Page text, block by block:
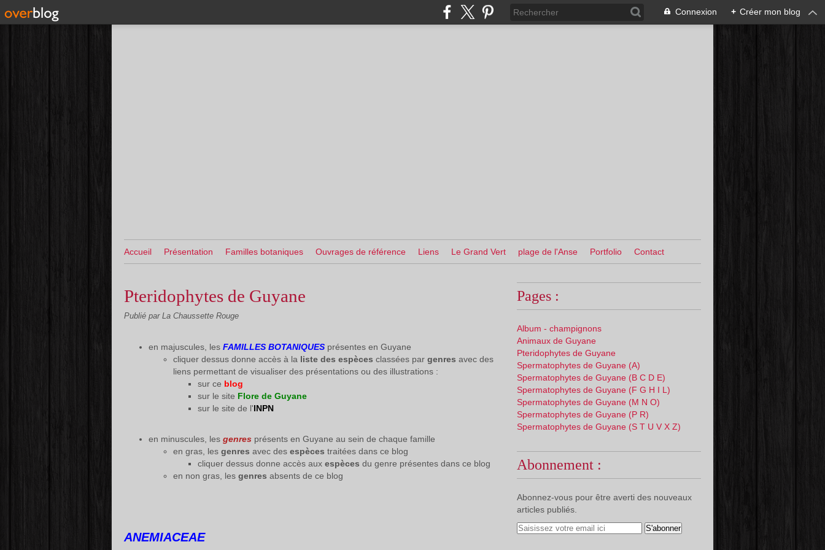
Connexion + Créer mon blog
Accueil Présentation Familles botaniques Ouvrages de référence Liens Le Grand Vert plage de l'Anse Portfolio Contact
Pteridophytes de Guyane
Publié par La Chaussette Rouge
en majuscules, les FAMILLES BOTANIQUES présentes en Guyane
cliquer dessus donne accès à la liste des espèces classées par genres avec des
liens permettant de visualiser des présentations ou des illustrations :
sur ce blog
sur le site Flore de Guyane
sur le site de l'INPN
en minuscules, les genres présents en Guyane au sein de chaque famille
en gras, les genres avec des espèces traitées dans ce blog
cliquer dessus donne accès aux espèces du genre présentes dans ce blog
en non gras, les genres absents de ce blog
ANEMIACEAE
Pages :
Album - champignons
Animaux de Guyane
Pteridophytes de Guyane
Spermatophytes de Guyane (A)
Spermatophytes de Guyane (B C D E)
Spermatophytes de Guyane (F G H I L)
Spermatophytes de Guyane (M N O)
Spermatophytes de Guyane (P R)
Spermatophytes de Guyane (S T U V X Z)
Abonnement :
Abonnez-vous pour être averti des nouveaux
articles publiés.